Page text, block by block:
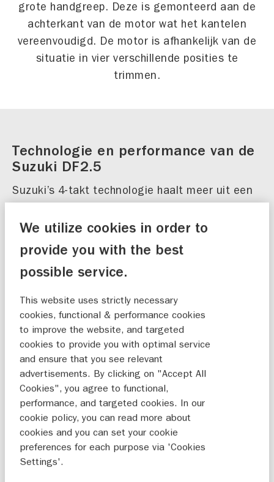
grote handgreep. Deze is gemonteerd aan de
achterkant van de motor wat het kantelen
vereenvoudigd. De motor is afhankelijk van de
situatie in vier verschillende posities te
trimmen.
Technologie en performance van de
Suzuki DF2.5
Suzuki’s 4-takt technologie haalt meer uit een
motor. 4-Takt is een zeer schone vorm van
verbranding, zo schoon dat deze met gemak
voldoet aan de strengste wereldwijde
emissienormen.
Een buitenboordmotor die ontworpen is met
als uitgangspunt gebruiksvriendelijkheid, is een
motor die je meer van je tijd op het water laat
genieten. Door de gashendel te verwerken in de
stuurknuppel wordt het bedienen vanuit
verschillende zitposities aanzienlijk
vergemakkelijkt. Een bijzonder groot voordeel
is dat de motor 360 graden draaibaar
is, waardoor het manoeuvreren in smallere
slootjes geen probleem vormt. De motor is
We utilize cookies in order to
provide you with the best
possible service.
This website uses strictly necessary
cookies, functional & performance cookies
to improve the website, and targeted
cookies to provide you with optimal service
and ensure that you see relevant
advertisements. By clicking on "Accept All
Cookies", you agree to functional,
performance, and targeted cookies. In our
cookie policy, you can read more about
cookies and you can set your cookie
preferences for each purpose via 'Cookies
Settings'.